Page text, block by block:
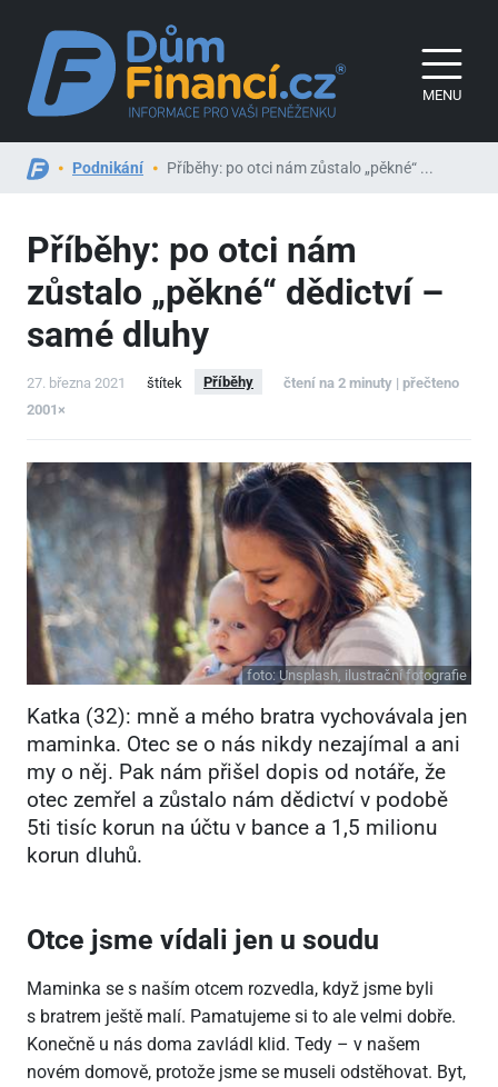
MENU
Podnikání Příběhy: po otci nám zůstalo „pěkné“ ...
Příběhy: po otci nám
zůstalo „pěkné“ dědictví –
samé dluhy
27. března 2021 štítek Příběhy
čtení na 2 minuty | přečteno
2001×
foto:Unsplash, ilustrační fotografie
Katka (32): mně a mého bratra vychovávala jen
maminka. Otec se o nás nikdy nezajímal a ani
my o něj. Pak nám přišel dopis od notáře, že
otec zemřel a zůstalo nám dědictví v podobě
5ti tisíc korun na účtu v bance a 1,5 milionu
korun dluhů.
Otce jsme vídali jen u soudu
Maminka se s naším otcem rozvedla, když jsme byli
s bratrem ještě malí. Pamatujeme si to ale velmi dobře.
Konečně u nás doma zavládl klid. Tedy – v našem
novém domově, protože jsme se museli odstěhovat. Byt,